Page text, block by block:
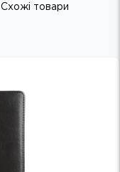
Схожі товари